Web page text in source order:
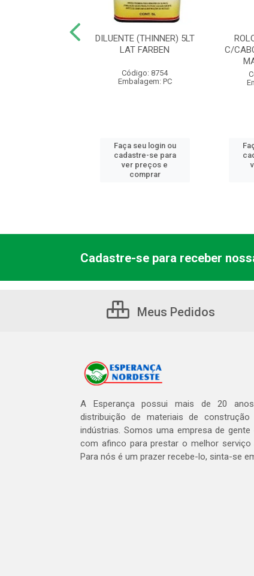
DILUENTE (THINNER) 5LT
LAT FARBEN
Código: 8754
Embalagem: PC
Faça seu login ou
cadastre-se para
ver preços e
comprar
C/
Cadastre-se para receber
Meus Pedidos
A Esperança possui mais de 20
distribuição de materiais de
indústrias. Somos uma empresa de
com afinco para prestar o melhor
Para nós é um prazer recebe-lo, sinta-se